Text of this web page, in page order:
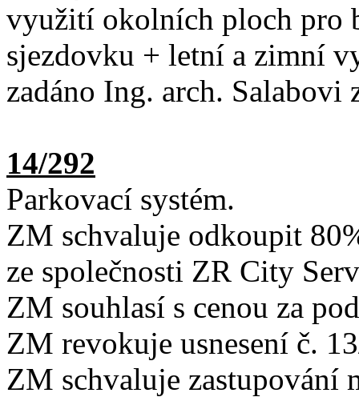
využití okolních ploch pro
sjezdovku + letní a zimní
zadáno Ing. arch. Salabovi
14/292
Parkovací systém.
ZM schvaluje odkoupit
ze společnosti ZR City
ZM souhlasí s cenou za
ZM revokuje usnesení č.
ZM schvaluje zastupování